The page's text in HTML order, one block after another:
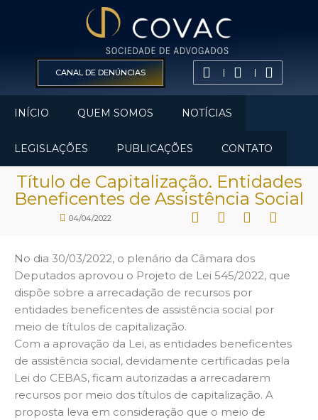
CANAL DE DENÚNCIAS
INÍCIO QUEM SOMOS NOTÍCIAS
LEGISLAÇÕES PUBLICAÇÕES CONTATO
Título de Capitalização. Entidades
Beneficentes de Assistência Social
04/04/2022
No dia 30/03/2022, o plenário da Câmara dos
Deputados aprovou o Projeto de Lei 545/2022, que
dispõe sobre a arrecadação de recursos por
entidades beneficentes de assistência social por
meio de títulos de capitalização.
Com a aprovação da Lei, as entidades beneficentes
de assistência social, devidamente certificadas pela
Lei do CEBAS, ficam autorizadas a arrecadarem
recursos por meio dos títulos de capitalização. A
proposta leva em consideração que o meio de